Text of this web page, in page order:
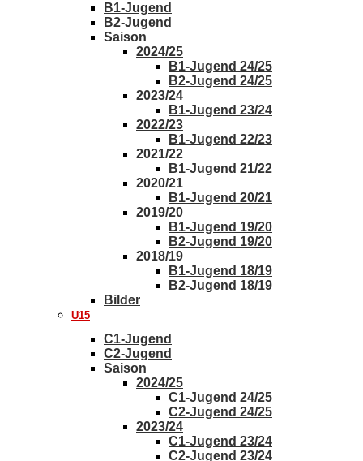
B1-Jugend
B2-Jugend
Saison
2024/25
B1-Jugend 24/25
B2-Jugend 24/25
2023/24
B1-Jugend 23/24
2022/23
B1-Jugend 22/23
2021/22
B1-Jugend 21/22
2020/21
B1-Jugend 20/21
2019/20
B1-Jugend 19/20
B2-Jugend 19/20
2018/19
B1-Jugend 18/19
B2-Jugend 18/19
Bilder
U15
C1-Jugend
C2-Jugend
Saison
2024/25
C1-Jugend 24/25
C2-Jugend 24/25
2023/24
C1-Jugend 23/24
C2-Jugend 23/24